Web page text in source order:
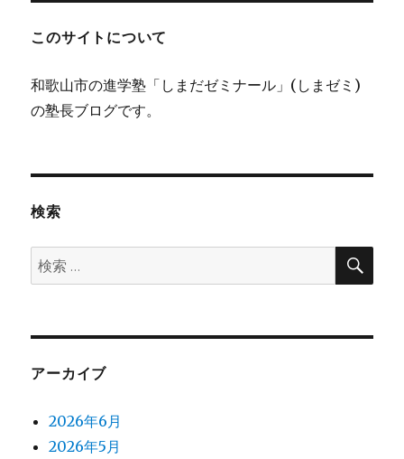
このサイトについて
和歌山市の進学塾「しまだゼミナール」(しまゼミ)
の塾長ブログです。
検索
検
索:
検
アーカイブ
2026年6月
2026年5月